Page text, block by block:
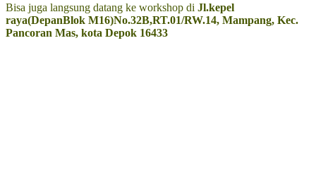
Bisa juga langsung datang ke workshop di Jl.kepel
raya(DepanBlok M16)No.32B,RT.01/RW.14, Mampang, Kec.
Pancoran Mas, kota Depok 16433